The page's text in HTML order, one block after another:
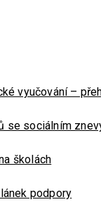
se sociálním
školách
podpory